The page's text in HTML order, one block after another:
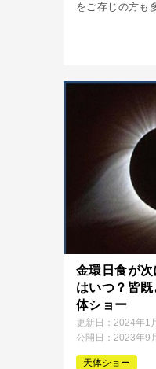
をご存じの方も
か。 この小惑
は、2032年に
金環日食が
はいつ？皆
体ショー
更新日： 2024年1
公開日： 2023年9
天体ショー